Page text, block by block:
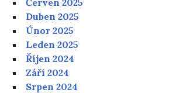
Duben 2025
Únor 2025
Leden 2025
Říjen 2024
Září 2024
Srpen 2024